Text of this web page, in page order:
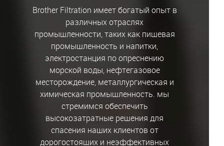
Brother Filtration имеет богатый опыт в
различных отраслях
промышленности, таких как пищевая
промышленность и напитки,
электростанция по опреснению
морской воды, нефтегазовое
месторождение, металлургическая и
химическая промышленность. мы
стремимся обеспечить
высокозатратные решения для
спасения наших клиентов от
дорогостоящих и неэффективных